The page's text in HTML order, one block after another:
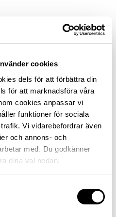
cookies
dels för att förbättra din
för att marknadsföra våra
cookies anpassar vi
funktioner för sociala
Vi vidarebefordrar även
och annons- och
med. Du godkänner
dina val nedan.
förslag om att nu i år
för personbilar –
på biogas eller etanol –
hur det förväntade
att påverka efterfrågan
2022 för nästan 16 kronor.
samma skatt som bensin
pris på uppskattningsvis
på E85 går det åt